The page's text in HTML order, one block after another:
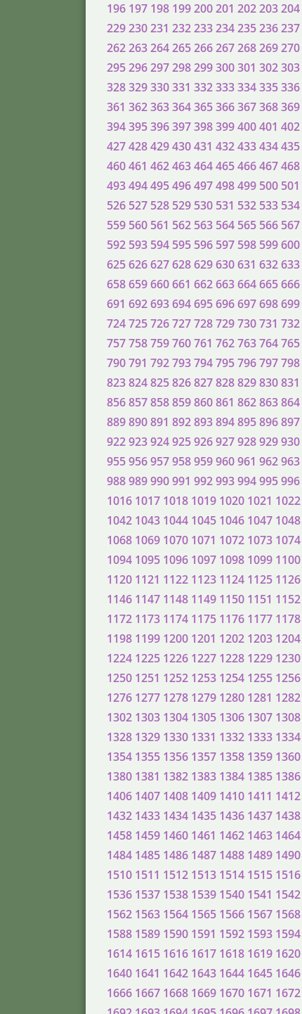
196 197 198 199200201 202203204
229230231 232233234235236237
262263264265266267268269270
295296297298299300301 302303
328329330331 332333334335336
361 362363364365366367368369
394395396397398399400401 402
427428429430431 432433434435
460461 462463464465466467468
493494495496497498499 500 501
526 527 528 529 530 531 532 533 534
559 560 561 562 563 564 565 566 567
592 593 594 595 596 597 598 599600
625626627628629630631 632633
658659660661 662663664665666
691 692693694695696697698699
724725726727728729730731 732
757758759760761 762763764765
790791 792793794795796797798
823824825826827828829830831
856857858859860861 862863864
889890891 892893894895896897
922923924925926927928929930
955956957958959960961 962963
988989990991 992993994995996
1016 1017 1018 1019 1020 1021 1022
1042 1043 1044 1045 1046 1047 1048
1068 1069 1070 1071 1072 1073 1074
1094 1095 1096 1097 1098 1099 1100
1120 1121 1122 1123 1124 1125 1126
1146 1147 1148 1149 1150 1151 1152
1172 1173 1174 1175 1176 1177 1178
1198 1199 1200 1201 1202 1203 1204
1224 1225 1226 1227 1228 1229 1230
1250 1251 1252 1253 1254 1255 1256
1276 1277 1278 1279 1280 1281 1282
1302 1303 1304 1305 1306 1307 1308
1328 1329 1330 1331 1332 1333 1334
1354 1355 1356 1357 1358 1359 1360
1380 1381 1382 1383 1384 1385 1386
1406 1407 1408 1409 1410 1411 1412
1432 1433 1434 1435 1436 1437 1438
1458 1459 1460 1461 1462 1463 1464
1484 1485 1486 1487 1488 1489 1490
1510 1511 1512 1513 1514 1515 1516
1536 1537 1538 1539 1540 1541 1542
1562 1563 1564 1565 1566 1567 1568
1588 1589 1590 1591 1592 1593 1594
1614 1615 1616 1617 1618 1619 1620
1640 1641 1642 1643 1644 1645 1646
1666 1667 1668 1669 1670 1671 1672